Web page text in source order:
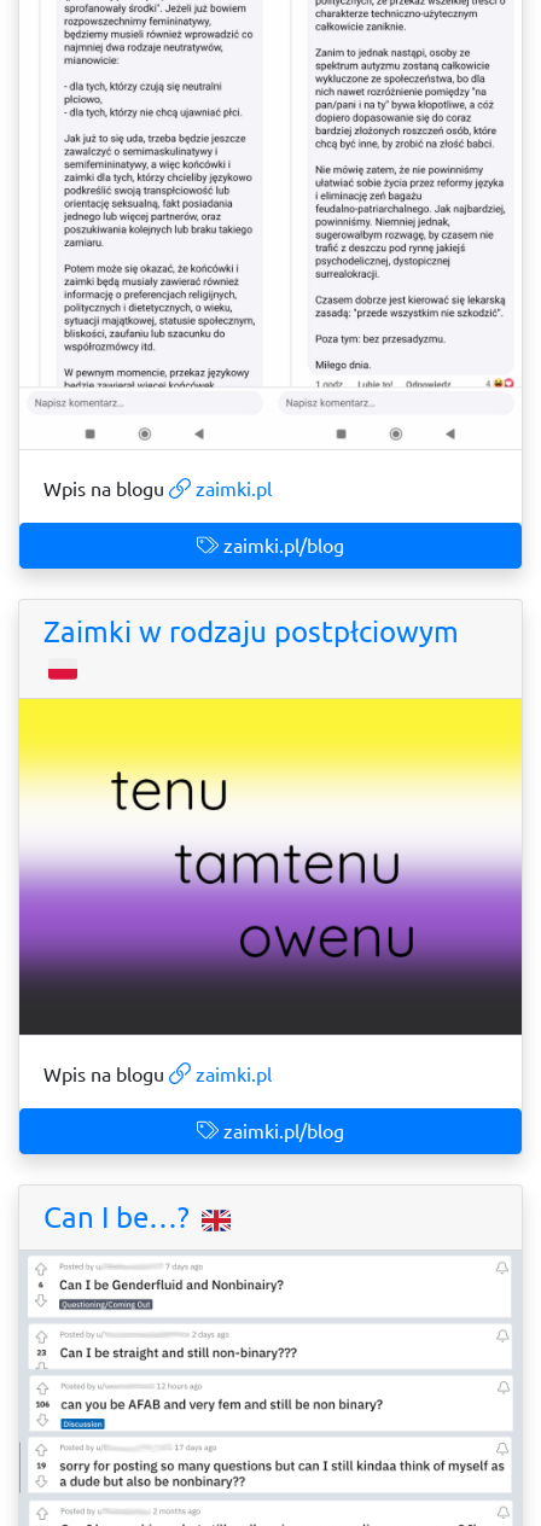
Wpis na blogu zaimki.pl
zaimki.pl/blog
Zaimki w rodzaju postpłciowym
Wpis na blogu zaimki.pl
zaimki.pl/blog
Can I be…?